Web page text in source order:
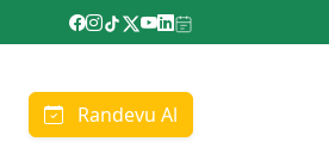
Randevu Al